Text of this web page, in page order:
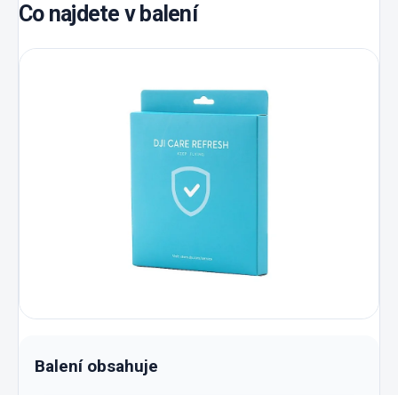
Co najdete v balení
Balení obsahuje